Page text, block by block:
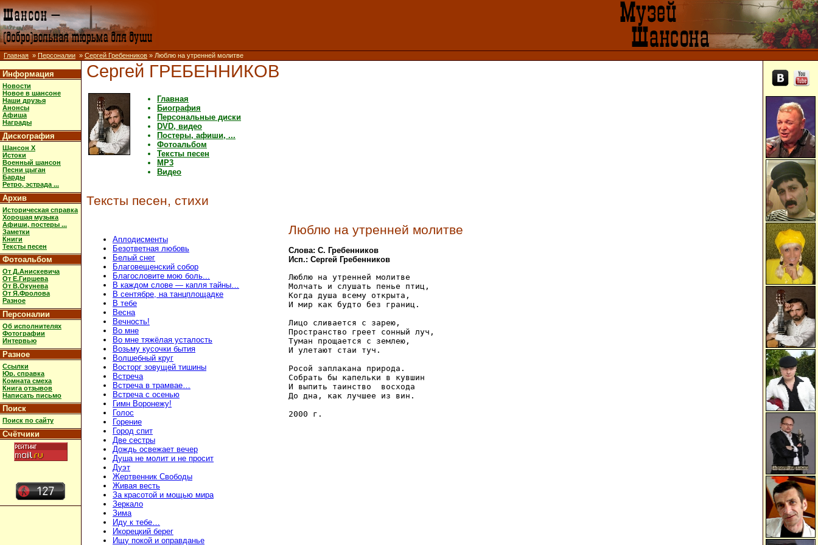
Главная » Персоналии » Сергей Гребенников » Люблю на утренней молитве
Информация
Новости
Новое в шансоне
Наши друзья
Анонсы
Афиша
Награды
Дискография
Шансон X
Истоки
Военный шансон
Песни цыган
Барды
Ретро, эстрада ...
Архив
Историческая справка
Хорошая музыка
Афиши, постеры ...
Заметки
Книги
Тексты песен
Фотоальбом
От Д.Анискевича
От Е.Гиршева
От В.Окунева
От Я.Фролова
Разное
Персоналии
Об исполнителях
Фотографии
Интервью
Разное
Ссылки
Юр. справка
Комната смеха
Книга отзывов
Написать письмо
Поиск
Поиск по сайту
Счётчики
Сергей ГРЕБЕННИКОВ
Главная
Биография
Персональные диски
DVD, видео
Постеры, афиши, ...
Фотоальбом
Тексты песен
MP3
Видео
Тексты песен, стихи
Аплодисменты
Безответная любовь
Белый снег
Благовещенский собор
Благословите мою боль...
В каждом слове — капля тайны…
В сентябре, на танцплощадке
В тебе
Весна
Вечность!
Во мне
Во мне тяжёлая усталость
Возьму кусочки бытия
Волшебный круг
Восторг зовущей тишины
Встреча
Встреча в трамвае…
Встреча с осенью
Гимн Воронежу!
Голос
Горение
Город спит
Две сестры
Дождь освежает вечер
Душа не молит и не просит
Дуэт
Жертвенник Свободы
Живая весть
За красотой и мощью мира
Зеркало
Зима
Иду к тебе…
Икорецкий берег
Ищу покой и оправданье
Люблю на утренней молитве
Слова: С. Гребенников
Исп.: Сергей Гребенников
Люблю на утренней молитве
Молчать и слушать пенье птиц,
Когда душа всему открыта,
И мир как будто без границ.
Лицо сливается с зарею,
Пространство греет сонный луч,
Туман прощается с землею,
И улетают стаи туч.
Росой заплакана природа.
Собрать бы капельки в кувшин
И выпить таинство  восхода
До дна, как лучшее из вин.
2000 г.